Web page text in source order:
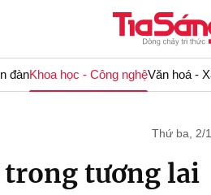
đànKhoa học - Công nghệVăn hoá -
Thứ ba, 2/
tương lai